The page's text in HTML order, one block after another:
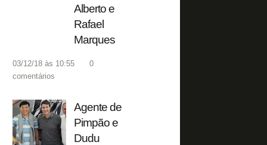
Alberto e
Rafael
Marques
03/12/18 às 10:55
0
comentários
Agente de
Pimpão e
Dudu